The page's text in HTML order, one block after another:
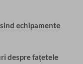
echipamente
despre fațetele